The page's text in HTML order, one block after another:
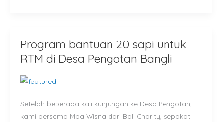
Program bantuan 20 sapi untuk
RTM di Desa Pengotan Bangli
Setelah beberapa kali kunjungan ke Desa Pengotan,
kami bersama Mba Wisna dari Bali Charity, sepakat
Program
bantuan
sapi
RTM
di